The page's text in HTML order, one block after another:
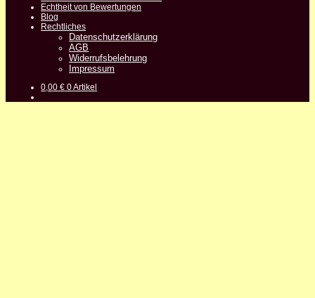
Echtheit von Bewertungen
Blog
Rechtliches
Datenschutzerklärung
AGB
Widerrufsbelehrung
Impressum
0,00€ 0 Artikel